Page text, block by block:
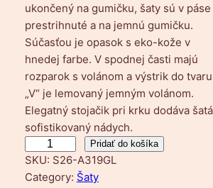
ukončený na gumičku, šaty sú v páse
prestrihnuté a na jemnú gumičku.
Súčasťou je opasok s eko-kože v
hnedej farbe. V spodnej časti majú
rozparok s volánom a výstrik do tvaru
„V“ je lemovaný jemným volánom.
Elegatný stojačik pri krku dodáva
sofistikovaný nádych.
n
o
Pridať do košíka
SKU: S26-A319GL
Category: Šaty